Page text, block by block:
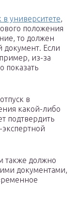
в университете,
положения
то должен
документ. Если
из-за
показать
в
какой-либо
подтвердить
также должно
документами,